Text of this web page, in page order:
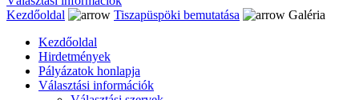
Kezdőoldal
Tiszapüspöki bemutatása
Galéria
Kezdőoldal
Hirdetmények
Pályázatok honlapja
Választási információk